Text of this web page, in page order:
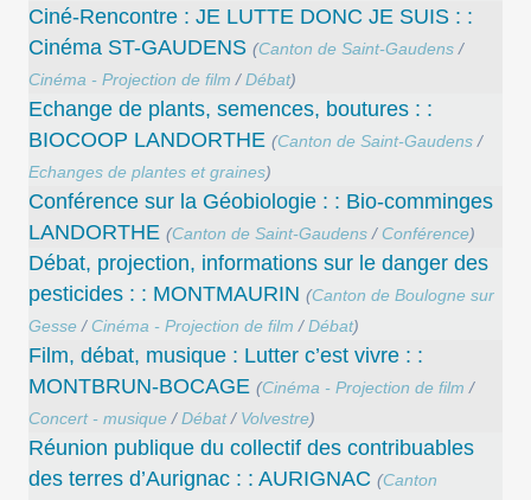
Ciné-Rencontre : JE LUTTE DONC JE SUIS : :
Cinéma ST-GAUDENS (Canton de Saint-Gaudens/
Cinéma - Projection de film /Débat)
Echange de plants, semences, boutures : :
BIOCOOP LANDORTHE (Canton de Saint-Gaudens/
Echanges de plantes et graines)
Conférence sur la Géobiologie : : Bio-comminges
LANDORTHE (Canton de Saint-Gaudens/ Conférence)
Débat, projection, informations sur le danger des
pesticides : : MONTMAURIN (Canton de Boulogne sur
Gesse/ Cinéma - Projection de film /Débat)
Film, débat, musique : Lutter c’est vivre : :
MONTBRUN-BOCAGE (Cinéma - Projection de film /
Concert - musique/Débat/ Volvestre)
Réunion publique du collectif des contribuables
des terres d’Aurignac : : AURIGNAC (Canton